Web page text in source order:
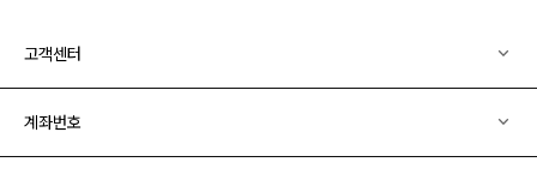
고객센터
계좌번호